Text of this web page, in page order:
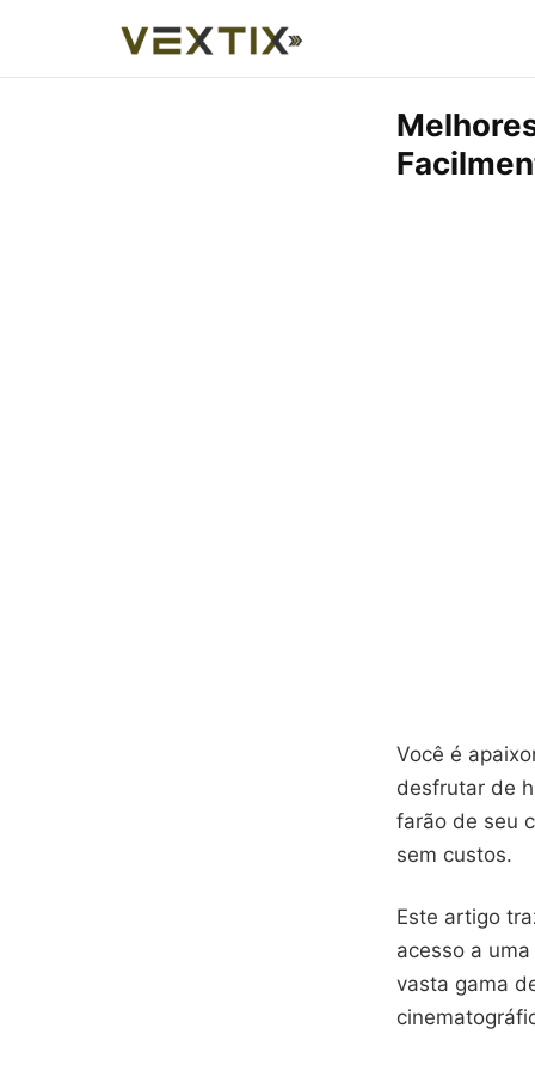
Você é
desfrutar de
farão de seu
sem custos.
Este artigo
acesso a
vasta gama